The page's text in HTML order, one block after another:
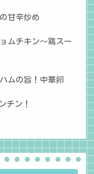
甘辛炒め
ムチキン〜鶏スー
ムの旨！中華卵
ン！